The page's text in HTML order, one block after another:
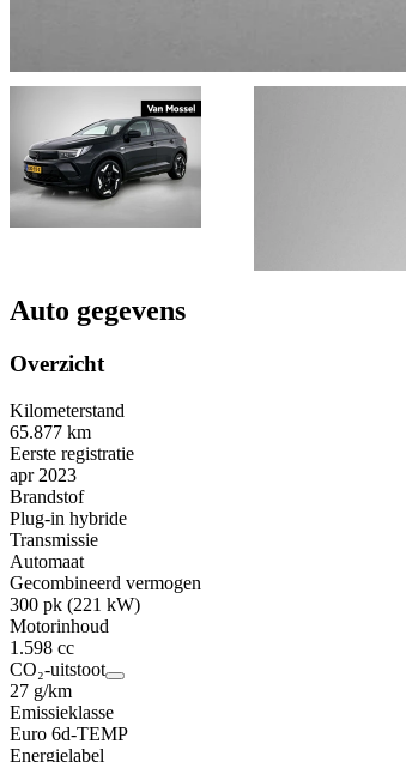
Auto gegevens
Overzicht
Kilometerstand
65.877 km
Eerste registratie
apr 2023
Brandstof
Plug-in hybride
Transmissie
Automaat
Gecombineerd vermogen
300 pk (221 kW)
Motorinhoud
1.598 cc
CO₂-uitstoot
27 g/km
Emissieklasse
Euro 6d-TEMP
Energielabel